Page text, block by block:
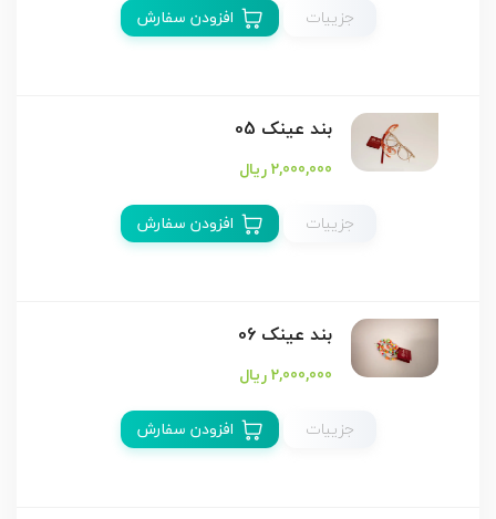
جزییات
افزودن سفارش
بند عینک 05
2,000,000 ریال
جزییات
افزودن سفارش
بند عینک 06
2,000,000 ریال
جزییات
افزودن سفارش